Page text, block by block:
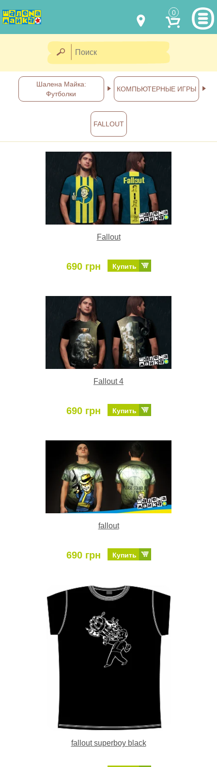
0
(067) 011 0404
shalena@mayka.dp.ua
г.Днепр, ул. Ярослава Мудрого, 68
Посмотреть на карте
Отправка по Украине каждый
день
НАШИ РАБОТЫ
КАК КУПИТЬ
КАК НАС НАЙТИ
ПОЛНАЯ ВЕРСИЯ САЙТА
Шалена Майка:
Футболки
КОМПЬЮТЕРНЫЕ ИГРЫ
FALLOUT
Fallout
690 грн Купить
Fallout 4
690 грн Купить
fallout
690 грн Купить
fallout superboy black